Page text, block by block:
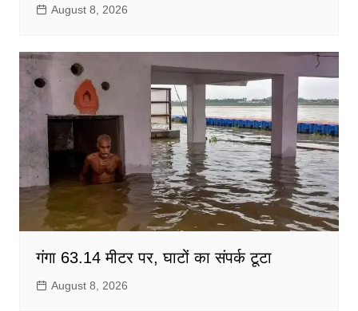
August 8, 2026
गंगा 63.14 मीटर पर, घाटों का संपर्क टूटा
August 8, 2026